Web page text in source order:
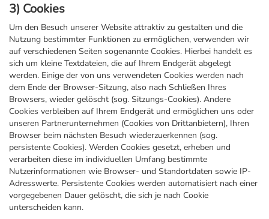
3) Cookies
Um den Besuch unserer Website attraktiv zu gestalten und die
Nutzung bestimmter Funktionen zu ermöglichen, verwenden wir
auf verschiedenen Seiten sogenannte Cookies. Hierbei handelt es
sich um kleine Textdateien, die auf Ihrem Endgerät abgelegt
werden. Einige der von uns verwendeten Cookies werden nach
dem Ende der Browser-Sitzung, also nach Schließen Ihres
Browsers, wieder gelöscht (sog. Sitzungs-Cookies). Andere
Cookies verbleiben auf Ihrem Endgerät und ermöglichen uns oder
unseren Partnerunternehmen (Cookies von Drittanbietern), Ihren
Browser beim nächsten Besuch wiederzuerkennen (sog.
persistente Cookies). Werden Cookies gesetzt, erheben und
verarbeiten diese im individuellen Umfang bestimmte
Nutzerinformationen wie Browser- und Standortdaten sowie IP-
Adresswerte. Persistente Cookies werden automatisiert nach einer
vorgegebenen Dauer gelöscht, die sich je nach Cookie
unterscheiden kann.